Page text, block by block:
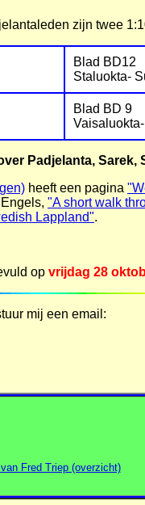
zijn twee
Blad BD12
Staluokta-
Blad BD 9
Padjelanta, Sarek,
heeft een pagina
"A short walk
Lappland".
op vrijdag 28
mij een email:
Fred Triep (overzicht)